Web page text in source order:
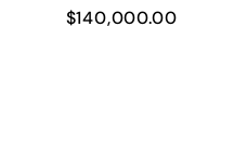
V
a
$140,000.00